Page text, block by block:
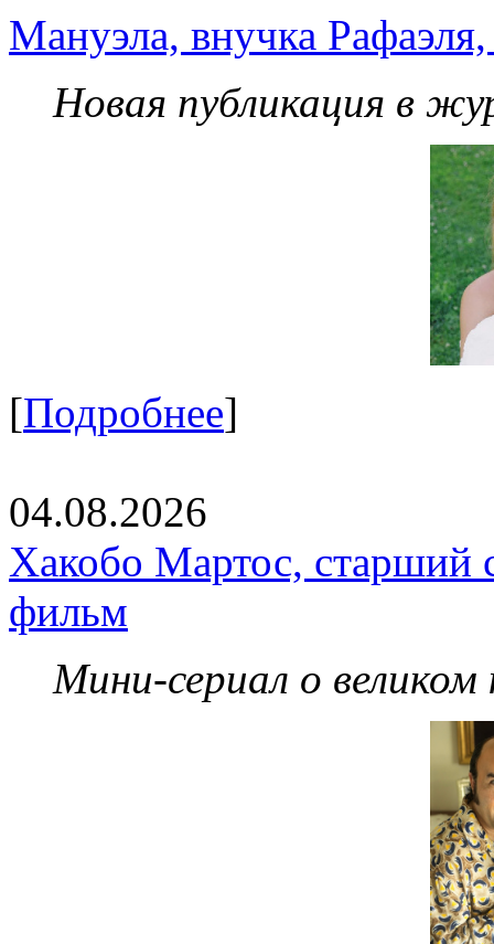
Мануэла, внучка
Новая публикация в
[Подробнее]
04.08.2026
Хакобо Мартос, старший
фильм
Мини-сериал о великом